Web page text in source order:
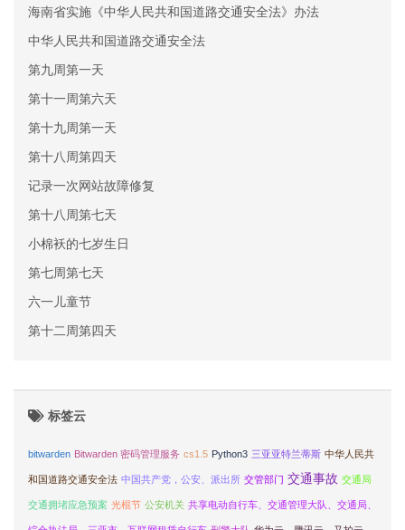
海南省实施《中华人民共和国道路交通安全法》办法
中华人民共和国道路交通安全法
第九周第一天
第十一周第六天
第十九周第一天
第十八周第四天
记录一次网站故障修复
第十八周第七天
小棉袄的七岁生日
第七周第七天
六一儿童节
第十二周第四天
标签云
bitwarden Bitwarden 密码管理服务 cs1.5 Python3 三亚亚特兰蒂斯 中华人民共
和国道路交通安全法 中国共产党，公安、派出所 交管部门 交通事故 交通局
交通拥堵应急预案 光棍节 公安机关 共享电动自行车、交通管理大队、交通局、